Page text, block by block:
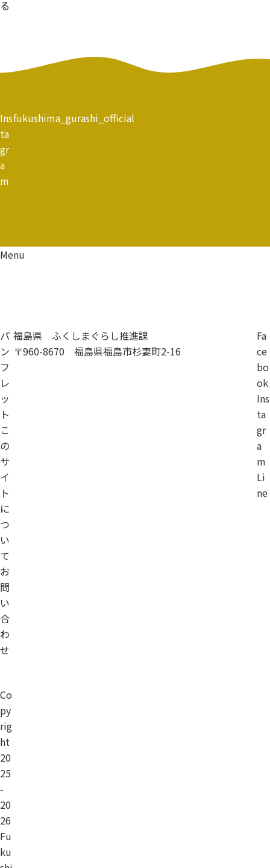
る
Ins
ta
gr
a
m
fukushima_gurashi_official
Menu
パ
ン
フ
レ
ッ
ト
こ
の
サ
イ
ト
に
つ
い
て
お
問
い
合
わ
せ
福島県 ふくしまぐらし推進課
〒960-8670 福島県福島市杉妻町2-16
Fa
ce
bo
ok
Ins
ta
gr
a
m
Li
ne
Co
py
rig
ht
20
25
-
20
26
Fu
ku